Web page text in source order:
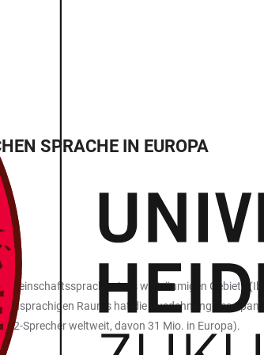
SPRACHE IN EUROPA
eines weiträumigen Gebiets
Raums hat die Ausdehnung des
Sprecher weltweit, davon 31 Mio. in Europa).